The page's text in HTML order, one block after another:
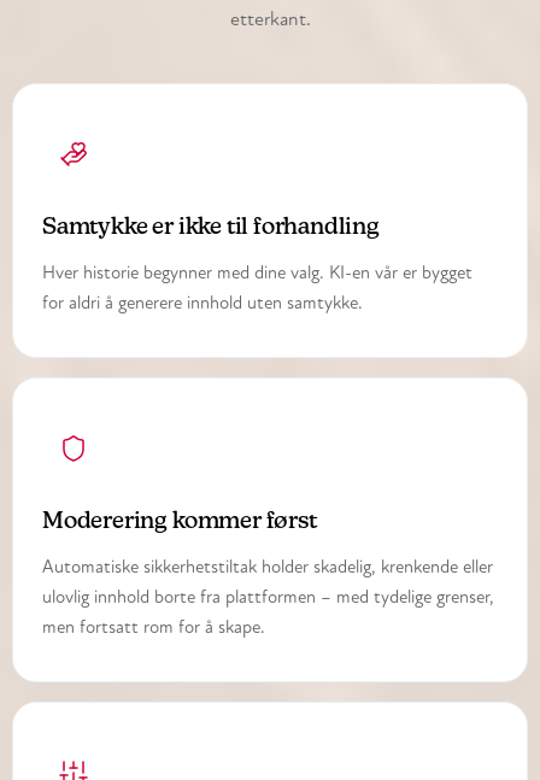
etterkant.
Samtykke er ikke til forhandling
Hver historie begynner med dine valg. KI-en vår er bygget
for aldri å generere innhold uten samtykke.
Moderering kommer først
Automatiske sikkerhetstiltak holder skadelig, krenkende eller
ulovlig innhold borte fra plattformen – med tydelige grenser,
men fortsatt rom for å skape.